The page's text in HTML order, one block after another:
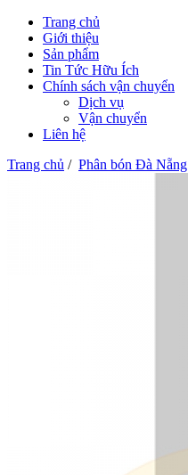
Trang chủ
Giới thiệu
Sản phẩm
Tin Tức Hữu Ích
Chính sách vận chuyển
Dịch vụ
Vận chuyển
Liên hệ
Trang chủ / Phân bón Đà Nẵng